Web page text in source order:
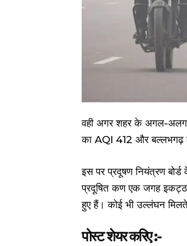
वही अगर शहर के अगल-अलग
का AQI 412 और बल्लभगढ़
इस पर प्रदूषण नियंत्रण
प्रदूषित कण एक जगह
हुए हैं। कोई भी उल्लंघन मिलते
पोस्ट शेयर करिए :-